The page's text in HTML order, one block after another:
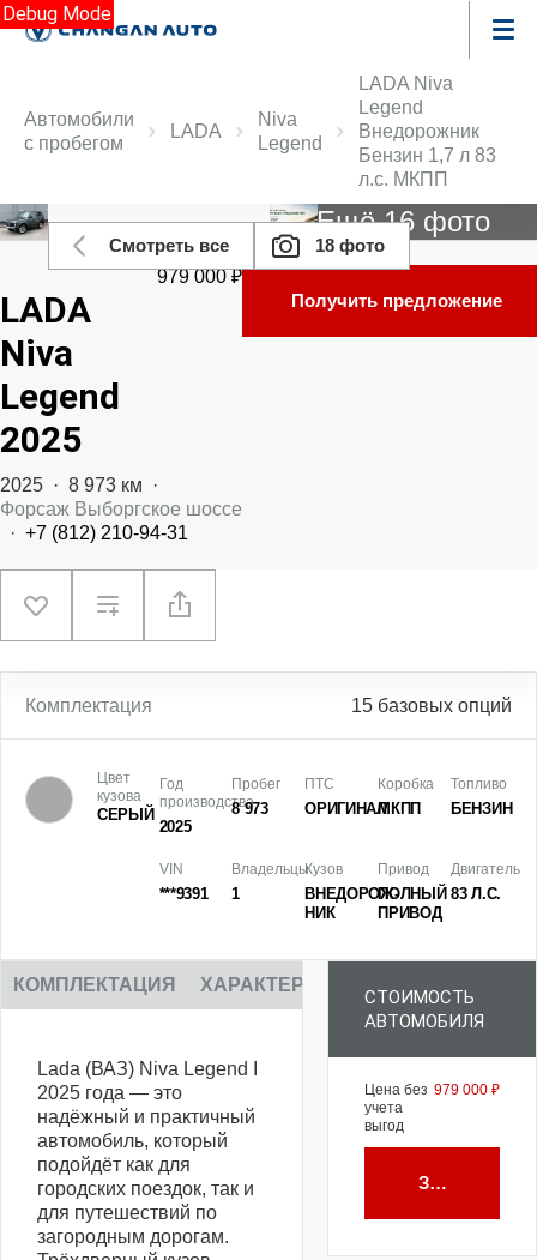
Debug Mode
Автомобили
с пробегом
LADA
Niva
Legend
LADA Niva
Legend
Внедорожник
Бензин 1,7 л 83
л.с. МКПП
Смотреть все 18 фото
Ещё 16 фото
LADA
Niva
Legend
2025
979 000 ₽
2025 · 8 973 км ·
Форсаж Выборгское шоссе
· +7 (812) 210-94-31
Получить предложение
Комплектация 15 базовых опций
Цвет
кузова
СЕРЫЙ
Год
производства
2025
Пробег
8 973
ПТС
ОРИГИНАЛ
Коробка
МКПП
Топливо
БЕНЗИН
VIN
***9391
Владельцы
1
Кузов
ВНЕДОРОЖ­
НИК
Привод
ПОЛНЫЙ
ПРИВОД
Двигатель
83 Л.С.
КОМПЛЕКТАЦИЯ ХАРАКТЕРИСТИКИ
Lada (ВАЗ) Niva Legend I
2025 года — это
надёжный и практичный
автомобиль, который
подойдёт как для
городских поездок, так и
для путешествий по
загородным дорогам.
СТОИМОСТЬ
АВТОМОБИЛЯ
Цена без
учета
выгод
979 000 ₽